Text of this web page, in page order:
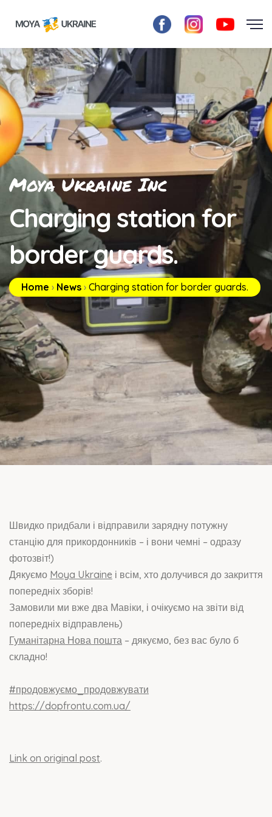
Moya Ukraine Inc
Charging station for
border guards.
Home › News › Charging station for border guards.
Швидко придбали і відправили зарядну потужну
станцію для прикордонників – і вони чемні – одразу
фотозвіт!)
Дякуємо Moya Ukraine і всім, хто долучився до закриття
попередніх зборів!
Замовили ми вже два Мавіки, і очікуємо на звіти від
попередніх відправлень)
Гуманітарна Нова пошта – дякуємо, без вас було б
складно!
#продовжуємо_продовжувати
https://dopfrontu.com.ua/
Link on original post.